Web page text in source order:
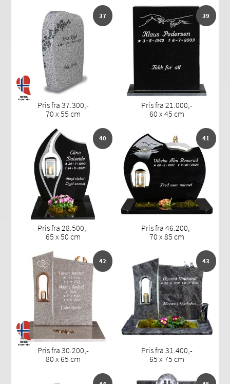
37
Pris fra 37.300,-
70 x 55 cm
39
Pris fra 21.000,-
60 x 45 cm
40
Pris fra 28.500,-
65 x 50 cm
41
Pris fra 46.200,-
70 x 85 cm
42
Pris fra 30.200,-
80 x 65 cm
43
Pris fra 31.400,-
65 x 75 cm